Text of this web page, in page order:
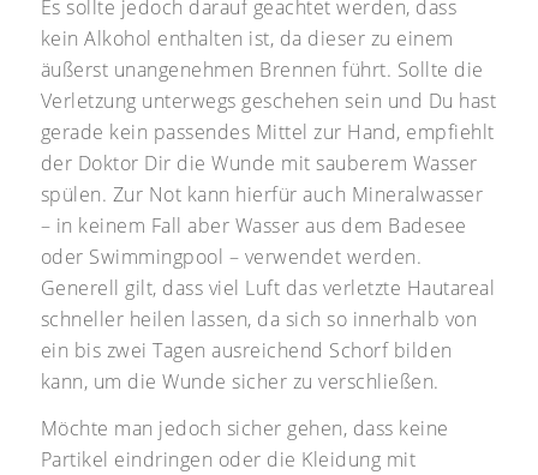
Es sollte jedoch darauf geachtet werden, dass
kein Alkohol enthalten ist, da dieser zu einem
äußerst unangenehmen Brennen führt. Sollte die
Verletzung unterwegs geschehen sein und Du hast
gerade kein passendes Mittel zur Hand, empfiehlt
der Doktor Dir die Wunde mit sauberem Wasser
spülen. Zur Not kann hierfür auch Mineralwasser
– in keinem Fall aber Wasser aus dem Badesee
oder Swimmingpool – verwendet werden.
Generell gilt, dass viel Luft das verletzte Hautareal
schneller heilen lassen, da sich so innerhalb von
ein bis zwei Tagen ausreichend Schorf bilden
kann, um die Wunde sicher zu verschließen.
Möchte man jedoch sicher gehen, dass keine
Partikel eindringen oder die Kleidung mit